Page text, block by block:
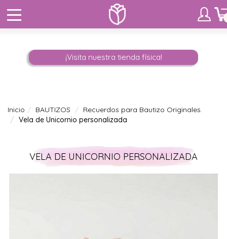
¡Visita nuestra tienda física!
Inicio BAUTIZOS
Recuerdos para Bautizo Originales.
Vela de Unicornio personalizada
VELA DE UNICORNIO PERSONALIZADA